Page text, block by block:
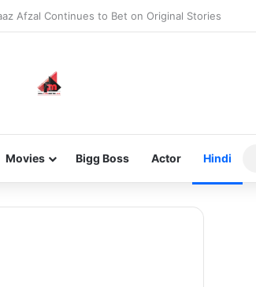
in fashion, meet Jaya Thakur.
Movies Bigg Boss Actor Hindi